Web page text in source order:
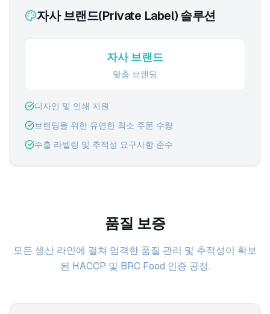
자사 브랜드(Private Label) 솔루션
자사 브랜드
맞춤 브랜딩
디자인 및 인쇄 지원
브랜딩을 위한 유연한 최소 주문 수량
수출 라벨링 및 추적성 요구사항 준수
품질 보증
모든 생산 라인에 걸쳐 엄격한 품질 관리 및 추적성이 확보
된 HACCP 및 BRC Food 인증 공정.